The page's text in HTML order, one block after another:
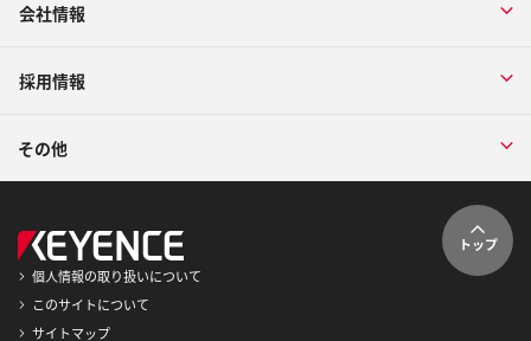
会社情報
採用情報
その他
トップ
個人情報の取り扱いについて
このサイトについて
サイトマップ